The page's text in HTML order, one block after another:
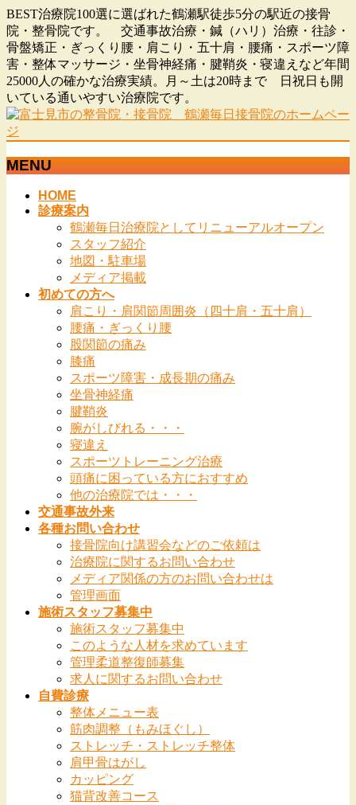
BEST治療院100選に選ばれた鶴瀬駅徒歩5分の駅近の接骨
院・整骨院です。 交通事故治療・鍼（ハリ）治療・往診・
骨盤矯正・ぎっくり腰・肩こり・五十肩・腰痛・スポーツ障
害・整体マッサージ・坐骨神経痛・腱鞘炎・寝違えなど年間
25000人の確かな治療実績。月～土は20時まで 日祝日も開
いている通いやすい治療院です。
MENU
HOME
診療案内
鶴瀬毎日治療院としてリニューアルオープン
スタッフ紹介
地図・駐車場
メディア掲載
初めての方へ
肩こり・肩関節周囲炎（四十肩・五十肩）
腰痛・ぎっくり腰
股関節の痛み
膝痛
スポーツ障害・成長期の痛み
坐骨神経痛
腱鞘炎
腕がしびれる・・・
寝違え
スポーツトレーニング治療
頭痛に困っている方におすすめ
他の治療院では・・・
交通事故外来
各種お問い合わせ
接骨院向け講習会などのご依頼は
治療院に関するお問い合わせ
メディア関係の方のお問い合わせは
管理画面
施術スタッフ募集中
施術スタッフ募集中
このような人材を求めています
管理柔道整復師募集
求人に関するお問い合わせ
自費診療
整体メニュー表
筋肉調整（もみほぐし）
ストレッチ・ストレッチ整体
肩甲骨はがし
カッピング
猫背改善コース